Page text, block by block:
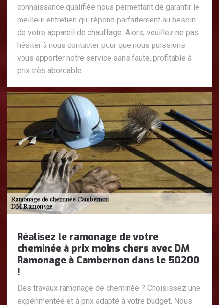
connaissance qualifiée nous permettant de garantir le
meilleur entretien qui répond parfaitement au besoin
de votre appareil de chauffage. Alors, veuillez ne pas
hésiter à nous contacter pour que nous puissions
vous apporter notre service sans faute, profitable à
prix très abordable.
Réalisez le ramonage de votre
cheminée à prix moins chers avec DM
Ramonage à Cambernon dans le 50200
!
Des travaux ramonage de cheminée ? Choisissez une
expérimentée et à prix adapté à votre budget. Nous